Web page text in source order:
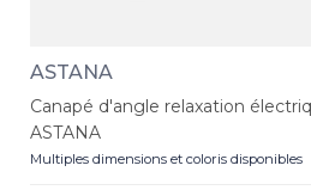
ASTANA
Canapé d'angle relaxation
ASTANA
Multiples dimensions et coloris disponibles